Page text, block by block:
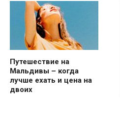
Путешествие на
Мальдивы – когда
лучше ехать и цена на
двоих